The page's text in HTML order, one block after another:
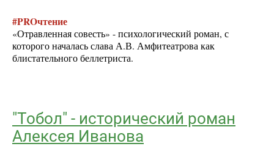
#PROчтение
«Отравленная совесть» - психологический роман, с
которого началась слава А.В. Амфитеатрова как
блистательного беллетриста.
"Тобол" - исторический роман
Алексея Иванова